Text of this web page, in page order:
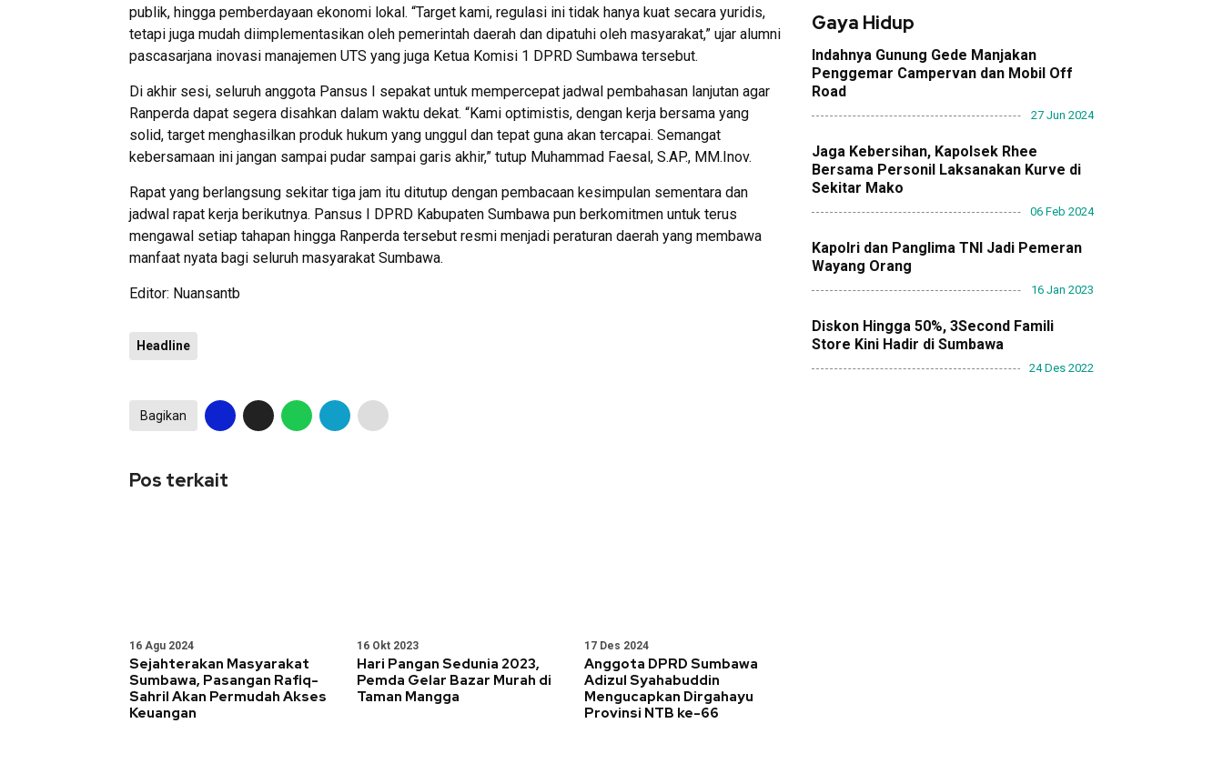
publik, hingga pemberdayaan ekonomi lokal. “Target kami, regulasi ini tidak hanya kuat secara yuridis,
tetapi juga mudah diimplementasikan oleh pemerintah daerah dan dipatuhi oleh masyarakat,” ujar alumni
pascasarjana inovasi manajemen UTS yang juga Ketua Komisi 1 DPRD Sumbawa tersebut.
Di akhir sesi, seluruh anggota Pansus I sepakat untuk mempercepat jadwal pembahasan lanjutan agar
Ranperda dapat segera disahkan dalam waktu dekat. “Kami optimistis, dengan kerja bersama yang
solid, target menghasilkan produk hukum yang unggul dan tepat guna akan tercapai. Semangat
kebersamaan ini jangan sampai pudar sampai garis akhir,” tutup Muhammad Faesal, S.AP., MM.Inov.
Rapat yang berlangsung sekitar tiga jam itu ditutup dengan pembacaan kesimpulan sementara dan
jadwal rapat kerja berikutnya. Pansus I DPRD Kabupaten Sumbawa pun berkomitmen untuk terus
mengawal setiap tahapan hingga Ranperda tersebut resmi menjadi peraturan daerah yang membawa
manfaat nyata bagi seluruh masyarakat Sumbawa.
Editor: Nuansantb
Headline
Bagikan
Pos terkait
16 Agu 2024
Sejahterakan Masyarakat
Sumbawa, Pasangan Rafiq-
Sahril Akan Permudah Akses
Keuangan
16 Okt 2023
Hari Pangan Sedunia 2023,
Pemda Gelar Bazar Murah di
Taman Mangga
17 Des 2024
Anggota DPRD Sumbawa
Adizul Syahabuddin
Mengucapkan Dirgahayu
Provinsi NTB ke-66
Gaya Hidup
Indahnya Gunung Gede Manjakan
Penggemar Campervan dan Mobil Off
Road
27 Jun 2024
Jaga Kebersihan, Kapolsek Rhee
Bersama Personil Laksanakan Kurve di
Sekitar Mako
06 Feb 2024
Kapolri dan Panglima TNI Jadi Pemeran
Wayang Orang
16 Jan 2023
Diskon Hingga 50%, 3Second Famili
Store Kini Hadir di Sumbawa
24 Des 2022